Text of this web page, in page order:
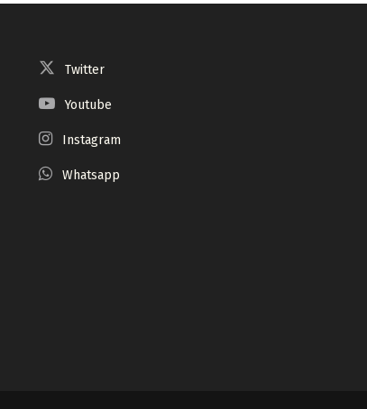
Twitter
Youtube
Instagram
Whatsapp